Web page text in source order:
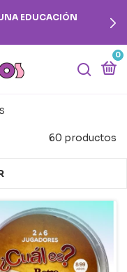
SUPERIORES A
0
60 productos